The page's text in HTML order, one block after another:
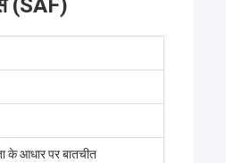
(SAF)
के आधार पर बातचीत